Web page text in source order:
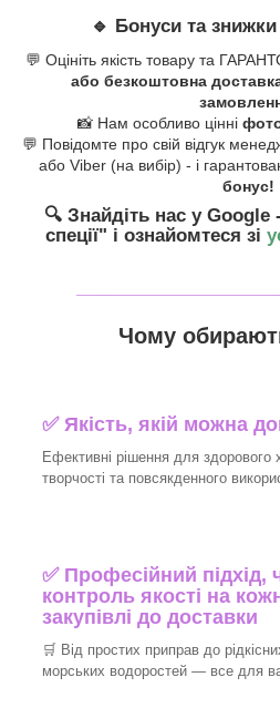
🔹 Бонуси та знижки
💬 Оцініть якість товару та
або безкоштовна
📸 Нам особливо цінні
💬 Повідомте про свій відгук
або Viber (на вибір) - і
бонус!
🔍 Знайдіть нас у
спеції" і ознайомтеся зі
Чому
✅ Якість, якій можна
Ефективні рішення для здорового
творчості та повсякденного
✅ Професійний підхід,
контроль якості на
закупівлі до доставки
🛒 Від простих приправ до
морських водоростей — все для